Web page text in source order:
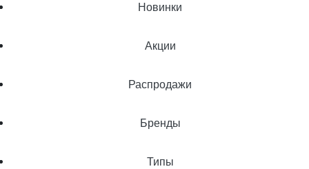
Новинки
Акции
Распродажи
Бренды
Типы